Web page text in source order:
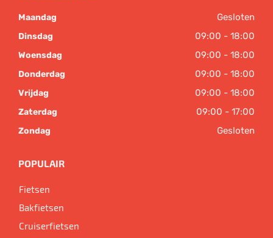
Maandag Gesloten
Dinsdag 09:00 - 18:00
Woensdag 09:00 - 18:00
Donderdag 09:00 - 18:00
Vrijdag 09:00 - 18:00
Zaterdag 09:00 - 17:00
Zondag Gesloten
POPULAIR
Fietsen
Bakfietsen
Cruiserfietsen